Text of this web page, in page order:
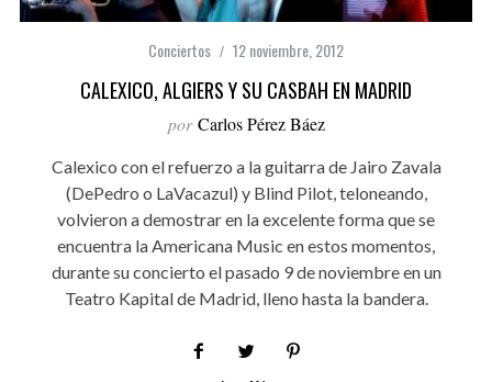
Conciertos 12 noviembre, 2012
CALEXICO, ALGIERS Y SU CASBAH EN MADRID
por Carlos Pérez Báez
Calexico con el refuerzo a la guitarra de Jairo Zavala
(DePedro o LaVacazul) y Blind Pilot, teloneando,
volvieron a demostrar en la excelente forma que se
encuentra la Americana Music en estos momentos,
durante su concierto el pasado 9 de noviembre en un
Teatro Kapital de Madrid, lleno hasta la bandera.